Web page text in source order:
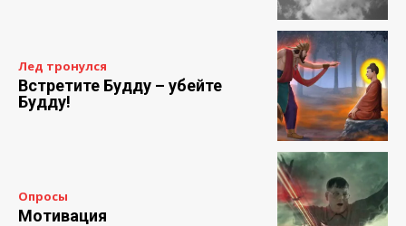
Лед тронулся
Встретите Будду – убейте
Будду!
Опросы
Мотивация